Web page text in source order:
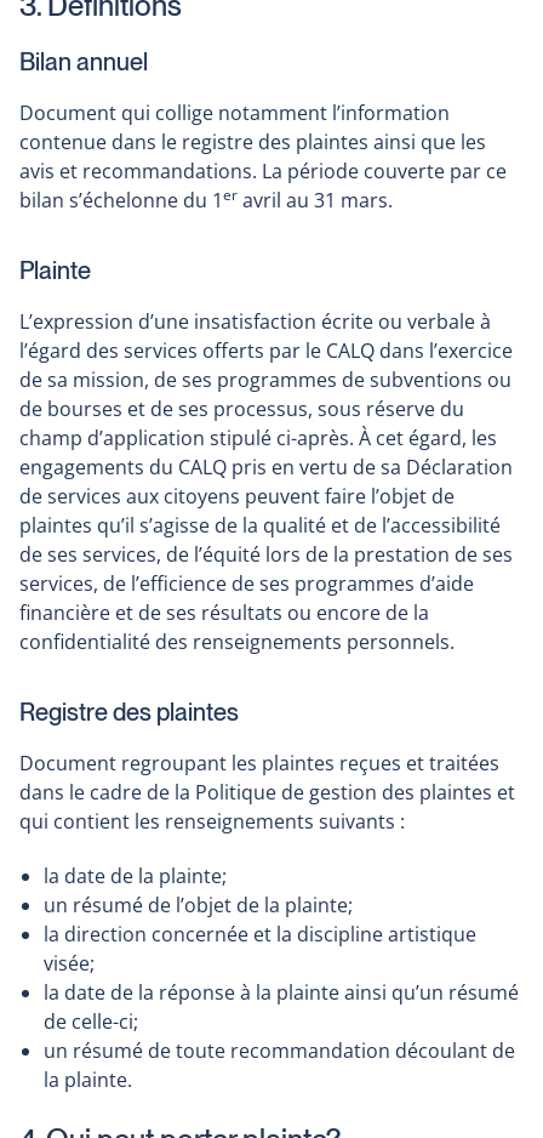
Bilan annuel
Document qui collige notamment l’information
contenue dans le registre des plaintes ainsi que les
avis et recommandations. La période couverte par ce
bilan s’échelonne du 1er avril au 31 mars.
Plainte
L’expression d’une insatisfaction écrite ou verbale à
l’égard des services offerts par le CALQ dans l’exercice
de sa mission, de ses programmes de subventions ou
de bourses et de ses processus, sous réserve du
champ d’application stipulé ci-après. À cet égard, les
engagements du CALQ pris en vertu de sa Déclaration
de services aux citoyens peuvent faire l’objet de
plaintes qu’il s’agisse de la qualité et de l’accessibilité
de ses services, de l’équité lors de la prestation de ses
services, de l’efficience de ses programmes d’aide
financière et de ses résultats ou encore de la
confidentialité des renseignements personnels.
Registre des plaintes
Document regroupant les plaintes reçues et traitées
dans le cadre de la Politique de gestion des plaintes et
qui contient les renseignements suivants :
la date de la plainte;
un résumé de l’objet de la plainte;
la direction concernée et la discipline artistique
visée;
la date de la réponse à la plainte ainsi qu’un résumé
de celle-ci;
un résumé de toute recommandation découlant de
la plainte.